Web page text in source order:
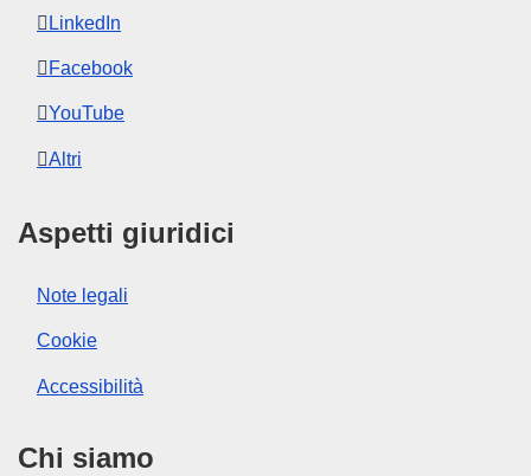
LinkedIn
Facebook
YouTube
Altri
Aspetti giuridici
Note legali
Cookie
Accessibilità
Chi siamo